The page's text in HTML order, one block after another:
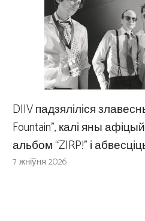
DIIV падзяліліся
Fountain”, калі яны
альбом “ZIRP!” і
7 жніўня 2026